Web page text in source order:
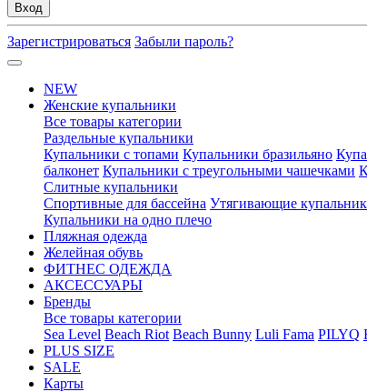
Вход
Зарегистрироваться Забыли пароль?
NEW
Женские купальники
Все товары категории
Раздельные купальники
Купальники с топами Купальники бразильяно
балконет Купальники с треугольными чашечками
Слитные купальники
Спортивные для бассейна Утягивающие
Купальники на одно плечо
Пляжная одежда
Желейная обувь
ФИТНЕС ОДЕЖДА
АКСЕССУАРЫ
Бренды
Все товары категории
Sea Level Beach Riot Beach Bunny Luli Fama PILYQ
PLUS SIZE
SALE
Карты